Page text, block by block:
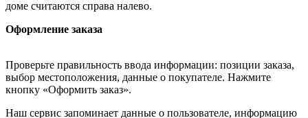
доме считаются справа налево.
Оформление заказа
Проверьте правильность ввода информации: позиции заказа,
выбор местоположения, данные о покупателе. Нажмите
кнопку «Оформить заказ».
Наш сервис запоминает данные о пользователе, информацию